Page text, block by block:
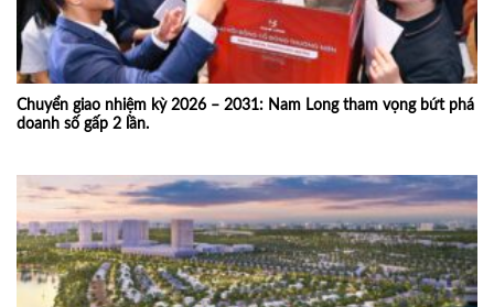
Chuyển giao nhiệm kỳ 2026 – 2031: Nam Long tham vọng bứt phá
doanh số gấp 2 lần.